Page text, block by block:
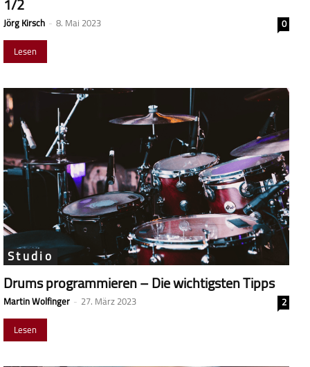
Jörg Kirsch - 8. Mai 2023
0
Lesen
Studio
Drums programmieren – Die wichtigsten Tipps
Martin Wolfinger - 27. März 2023
2
Lesen